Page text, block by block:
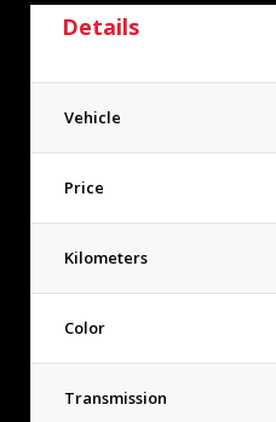
Details
Vehicle
Price
Kilometers
Color
Transmission